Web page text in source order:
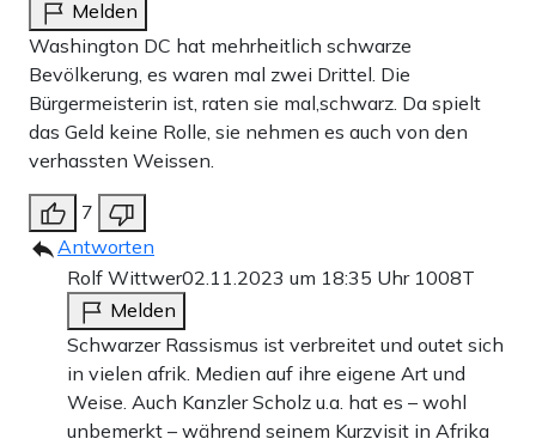
Melden
Washington DC hat mehrheitlich schwarze
Bevölkerung, es waren mal zwei Drittel. Die
Bürgermeisterin ist, raten sie mal,schwarz. Da spielt
das Geld keine Rolle, sie nehmen es auch von den
verhassten Weissen.
7
Antworten
Rolf Wittwer02.11.2023 um 18:35 Uhr 1008T
Melden
Schwarzer Rassismus ist verbreitet und outet sich
in vielen afrik. Medien auf ihre eigene Art und
Weise. Auch Kanzler Scholz u.a. hat es – wohl
unbemerkt – während seinem Kurzvisit in Afrika